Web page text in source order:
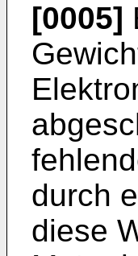
[0005]
durch
diese